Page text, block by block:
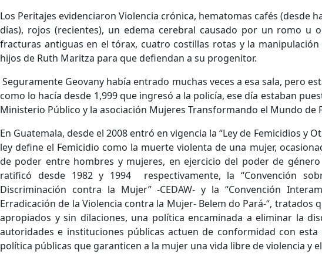
Los Peritajes evidenciaron Violencia crónica, hematomas cafés (desde
días), rojos (recientes), un edema cerebral causado por un romo
fracturas antiguas en el tórax, cuatro costillas rotas y la
hijos de Ruth Maritza para que defiendan a su progenitor.
Seguramente Geovany había entrado muchas veces a esa sala, pero
como lo hacía desde 1,999 que ingresó a la policía, ese día estaban
Ministerio Público y la asociación Mujeres Transformando el Mundo de
En Guatemala, desde el 2008 entró en vigencia la “Ley de Femicidios y
ley define el Femicidio como la muerte violenta de una mujer,
de poder entre hombres y mujeres, en ejercicio del poder de
ratificó desde 1982 y 1994 respectivamente, la “Convención
Discriminación contra la Mujer” -CEDAW- y la “Convención
Erradicación de la Violencia contra la Mujer- Belem do Pará-“,
apropiados y sin dilaciones, una política encaminada a eliminar la
autoridades e instituciones públicas actuen de conformidad con
política públicas que garanticen a la mujer una vida libre de violencia y